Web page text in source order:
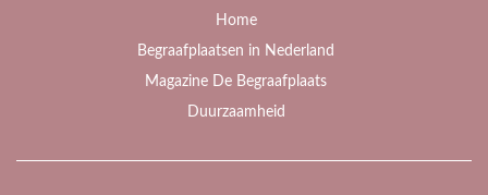
Home
Begraafplaatsen in Nederland
Magazine De Begraafplaats
Duurzaamheid